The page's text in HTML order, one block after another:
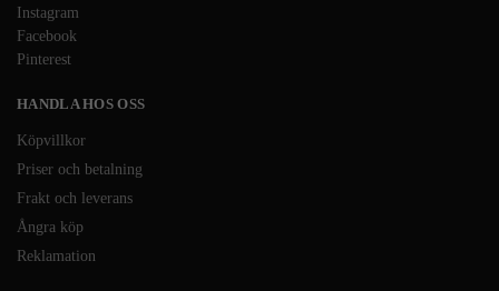
Instagram
Facebook
Pinterest
HANDLA HOS OSS
Köpvillkor
Priser och betalning
Frakt och leverans
Ångra köp
Reklamation